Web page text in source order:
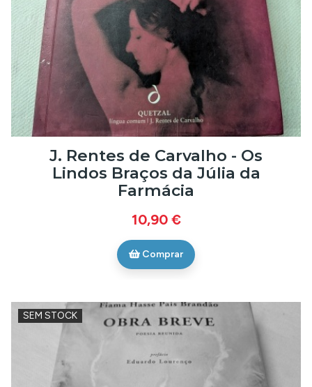
J. Rentes de Carvalho - Os
Lindos Braços da Júlia da
Farmácia
10,90 €
Comprar
SEM STOCK